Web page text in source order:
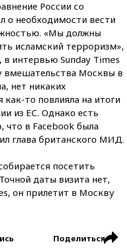
России со
о необходимости вести
«Мы должны
исламский терроризм»,
интервью Sunday Times
вмешательства Москвы в
нет никаких
как-то повлияла на итоги
из ЕС. Однако есть
что в Facebook была
глава британского МИД.
посетить
даты визита нет,
он прилетит в Москву
Поделиться